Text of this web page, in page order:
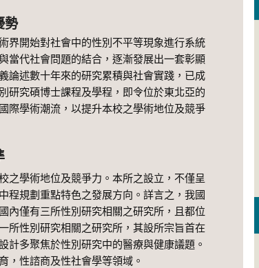
勢
開始對社會中的性別不平等現象進行系統
當代社會問題的結合，逐漸發展出一套彰顯
論述數十年來的研究累積與社會實踐，已成
研究碩博士課程及學程，即令位於東北亞的
際學術潮流，以提升本校之學術地位及競爭
學術地位及競爭力。本所之設立，不僅呈
程規劃重點特色之發展方向。詳言之，我國
內僅有三所性別研究相關之研究所，且都位
所性別研究相關之研究所，其設所宗旨首在
計多聚焦於性別研究中的醫療與健康議題。
，性諮商及性社會學等領域。